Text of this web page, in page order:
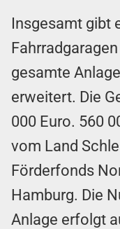
Insgesamt gibt
gesamte
erweitert. Die
000 Euro. 560
vom Land
Förderfonds
Hamburg. Die
Anlage erfolgt